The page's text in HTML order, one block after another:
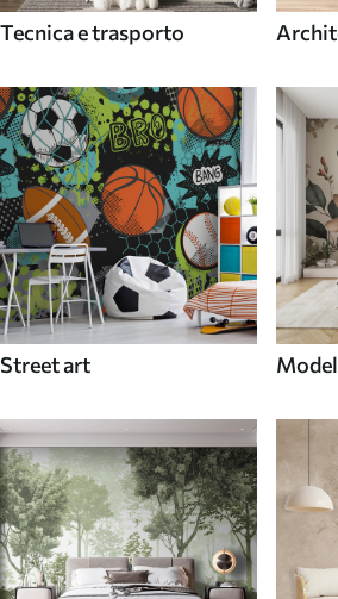
Tecnica e trasporto
Street art